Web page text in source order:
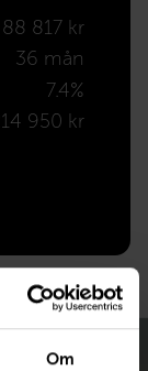
Om
88 817 kr
36 mån
7.4%
950 kr